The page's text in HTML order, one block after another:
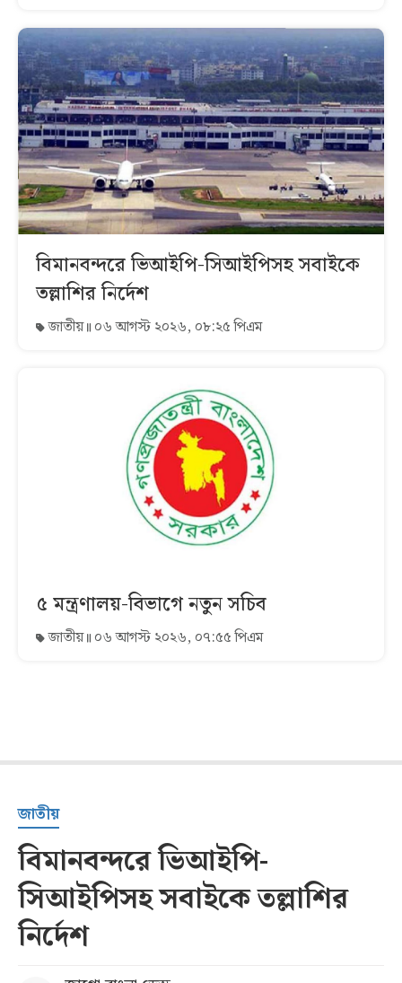
বিমানবন্দরে ভিআইপি-সিআইপিসহ সবাইকে
তল্লাশির নির্দেশ
জাতীয় ০৬ আগস্ট ২০২৬, ০৮:২৫ পিএম
৫ মন্ত্রণালয়-বিভাগে নতুন সচিব
জাতীয় ০৬ আগস্ট ২০২৬, ০৭:৫৫ পিএম
জাতীয়
বিমানবন্দরে ভিআইপি-
সিআইপিসহ সবাইকে তল্লাশির
নির্দেশ